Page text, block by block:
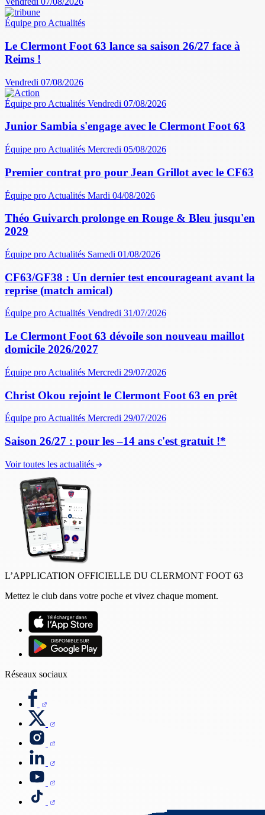
Équipe pro Actualités
Le Clermont Foot 63 lance sa saison 26/27 face à
Reims !
Vendredi 07/08/2026
Équipe pro Actualités Vendredi 07/08/2026
Junior Sambia s'engage avec le Clermont Foot 63
Équipe pro Actualités Mercredi 05/08/2026
Premier contrat pro pour Jean Grillot avec le CF63
Équipe pro Actualités Mardi 04/08/2026
Théo Guivarch prolonge en Rouge & Bleu jusqu'en
2029
Équipe pro Actualités Samedi 01/08/2026
CF63/GF38 : Un dernier test encourageant avant la
reprise (match amical)
Équipe proActualités Vendredi 31/07/2026
Le Clermont Foot 63 dévoile son nouveau maillot
domicile 2026/2027
Équipe pro Actualités Mercredi 29/07/2026
Christ Okou rejoint le Clermont Foot 63 en prêt
Équipe pro Actualités Mercredi 29/07/2026
Saison 26/27 : pour les –14 ans c'est gratuit !*
Voir toutes les actualités
L’APPLICATION OFFICIELLE DU CLERMONT FOOT 63
Mettez le club dans votre poche et vivez chaque moment.
Réseaux sociaux